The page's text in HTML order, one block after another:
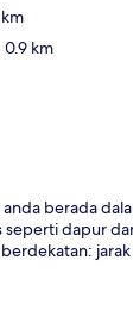
0.9 km
berada
dapur